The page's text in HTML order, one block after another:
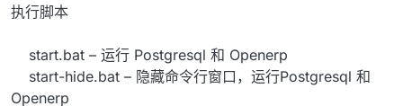
执行脚本
start.bat – 运行 Postgresql 和 Openerp
start-hide.bat – 隐藏命令行窗口，运行Postgresql 和
Openerp